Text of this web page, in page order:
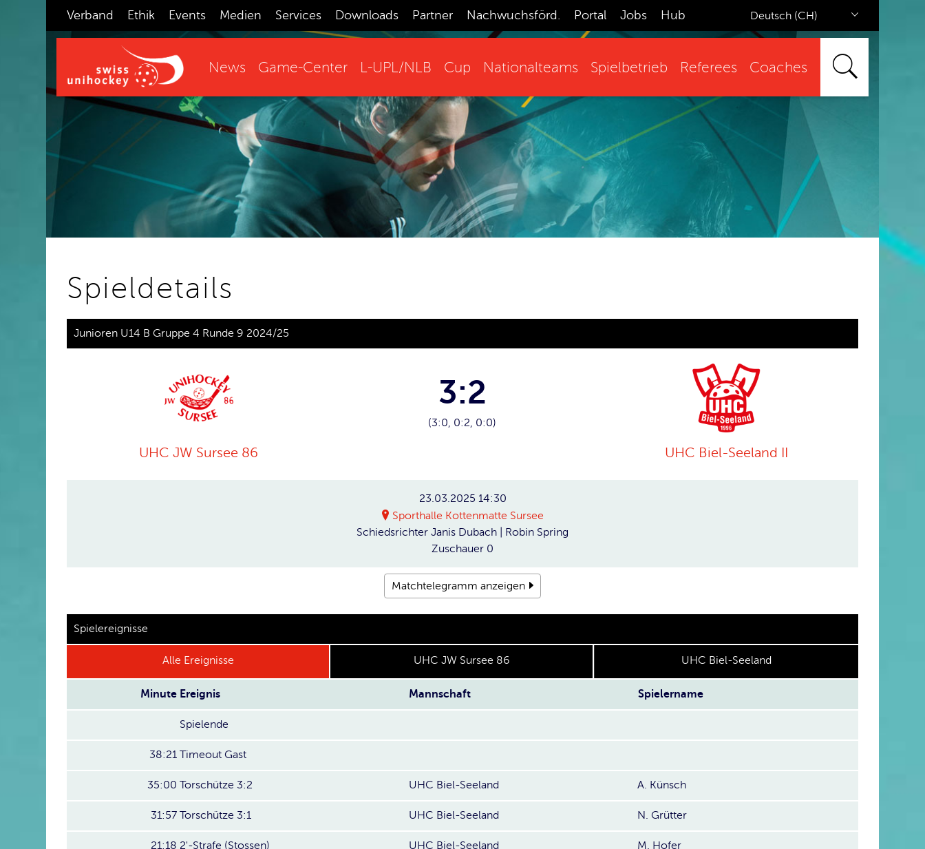
Verband Ethik Events Medien Services Downloads Partner Nachwuchsförd. Portal Jobs Hub Deutsch (CH)
News Game-Center L-UPL/NLB Cup Nationalteams Spielbetrieb Referees Coaches
Spieldetails
Junioren U14 B Gruppe 4 Runde 9 2024/25
UHC JW Sursee 86
3:2
(3:0, 0:2, 0:0)
UHC Biel-Seeland II
23.03.2025 14:30
Sporthalle Kottenmatte Sursee
Schiedsrichter Janis Dubach | Robin Spring
Zuschauer 0
Matchtelegramm anzeigen
Spielereignisse
Alle Ereignisse UHC JW Sursee 86 UHC Biel-Seeland
Minute Ereignis Mannschaft Spielername
Spielende
38:21 Timeout Gast
35:00 Torschütze 3:2 UHC Biel-Seeland A. Künsch
31:57 Torschütze 3:1 UHC Biel-Seeland N. Grütter
21:18 2'-Strafe (Stossen) UHC Biel-Seeland M. Hofer